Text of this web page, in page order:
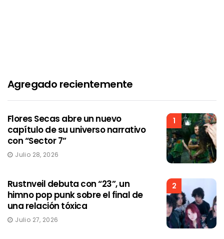
Agregado recientemente
1
Flores Secas abre un nuevo
capítulo de su universo narrativo
con “Sector 7”
Julio 28, 2026
2
Rustnveil debuta con “23”, un
himno pop punk sobre el final de
una relación tóxica
Julio 27, 2026